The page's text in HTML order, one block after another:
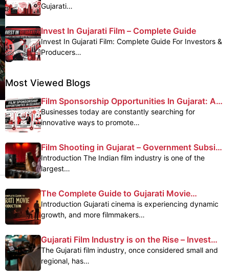
Gujarati…
Invest In Gujarati Film – Complete Guide
Invest In Gujarati Film: Complete Guide For Investors &
Producers…
Most Viewed Blogs
Film Sponsorship Opportunities In Gujarat: A
Powerful Marketing Platform For Brands
Businesses today are constantly searching for
innovative ways to promote…
Film Shooting in Gujarat – Government Subsidy
& Profit Benefits
Introduction The Indian film industry is one of the
largest…
The Complete Guide to Gujarati Movie
Production
Introduction Gujarati cinema is experiencing dynamic
growth, and more filmmakers…
Gujarati Film Industry is on the Rise – Invest
Today, Reap the Benefits Tomorrow
The Gujarati film industry, once considered small and
regional, has…